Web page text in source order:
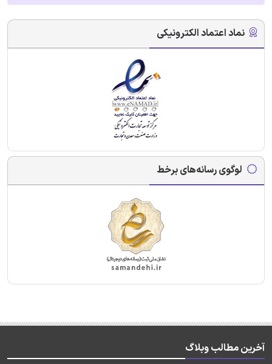
نماد اعتماد الکترونیکی
لوگوی رسانه‌های برخط
آخرین مطالب وبلاگ